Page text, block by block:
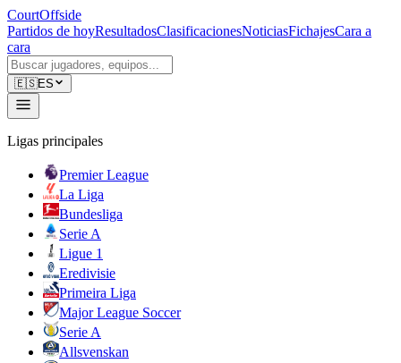
CourtOffside
Partidos de hoyResultadosClasificacionesNoticiasFichajesCara a
cara
🇪🇸ES
Ligas principales
Premier League
La Liga
Bundesliga
Serie A
Ligue 1
Eredivisie
Primeira Liga
Major League Soccer
Serie A
Allsvenskan